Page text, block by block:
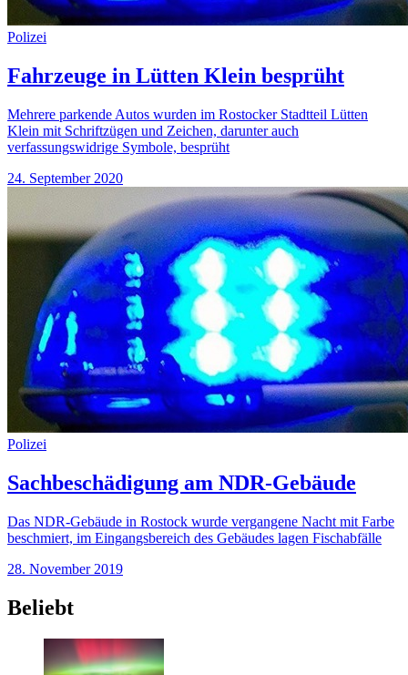
Polizei
Fahrzeuge in Lütten Klein besprüht
Mehrere parkende Autos wurden im Rostocker Stadtteil Lütten
Klein mit Schriftzügen und Zeichen, darunter auch
verfassungswidrige Symbole, besprüht
24. September 2020
Polizei
Sachbeschädigung am NDR-Gebäude
Das NDR-Gebäude in Rostock wurde vergangene Nacht mit Farbe
beschmiert, im Eingangsbereich des Gebäudes lagen Fischabfälle
28. November 2019
Beliebt